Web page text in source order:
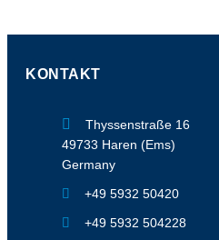
KONTAKT
Thyssenstraße 16
49733 Haren (Ems)
Germany
+49 5932 50420
+49 5932 504228